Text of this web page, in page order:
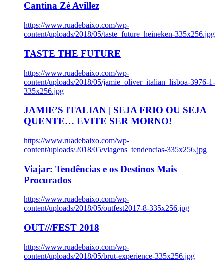
Cantina Zé Avillez
https://www.ruadebaixo.com/wp-
content/uploads/2018/05/taste_future_heineken-335x256.jpg
TASTE THE FUTURE
https://www.ruadebaixo.com/wp-
content/uploads/2018/05/jamie_oliver_italian_lisboa-3976-1-
335x256.jpg
JAMIE’S ITALIAN | SEJA FRIO OU SEJA
QUENTE… EVITE SER MORNO!
https://www.ruadebaixo.com/wp-
content/uploads/2018/05/viagens_tendencias-335x256.jpg
Viajar: Tendências e os Destinos Mais
Procurados
https://www.ruadebaixo.com/wp-
content/uploads/2018/05/outfest2017-8-335x256.jpg
OUT///FEST 2018
https://www.ruadebaixo.com/wp-
content/uploads/2018/05/brut-experience-335x256.jpg